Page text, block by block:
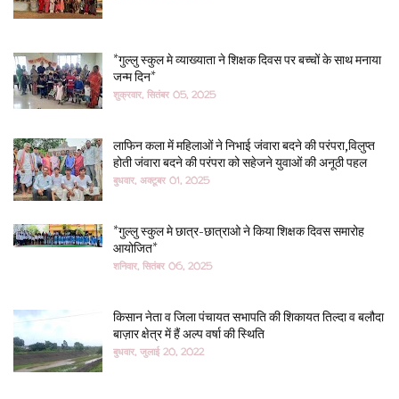
*गुल्लु स्कुल मे व्याख्याता ने शिक्षक दिवस पर बच्चों के साथ मनाया
जन्म दिन*
शुक्रवार, सितंबर 05, 2025
लाफिन कला में महिलाओं ने निभाई जंवारा बदने की परंपरा,विलुप्त
होती जंवारा बदने की परंपरा को सहेजने युवाओं की अनूठी पहल
बुधवार, अक्टूबर 01, 2025
*गुल्लु स्कुल मे छात्र-छात्राओ ने किया शिक्षक दिवस समारोह
आयोजित*
शनिवार, सितंबर 06, 2025
किसान नेता व जिला पंचायत सभापति की शिकायत तिल्दा व बलौदा
बाज़ार क्षेत्र में हैं अल्प वर्षा की स्थिति
बुधवार, जुलाई 20, 2022